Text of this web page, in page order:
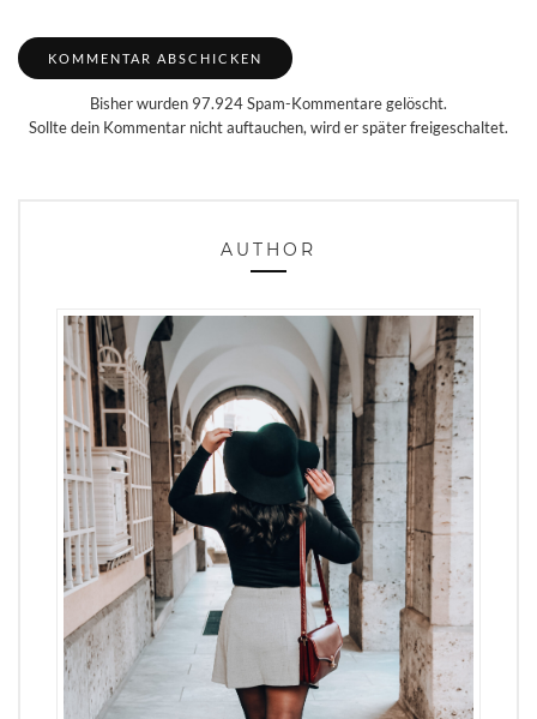
Bisher wurden 97.924 Spam-Kommentare gelöscht.
Sollte dein Kommentar nicht auftauchen, wird er später freigeschaltet.
AUTHOR